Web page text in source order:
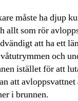
måste ha djup
allt som rör
att ha ett
och
istället för att
att
i brunnen.